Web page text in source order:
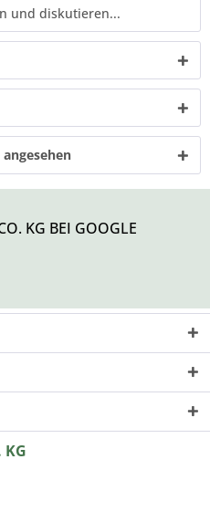
und diskutieren...
KG BEI GOOGLE